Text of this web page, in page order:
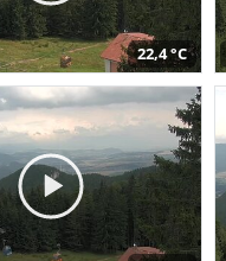
22,4 °C